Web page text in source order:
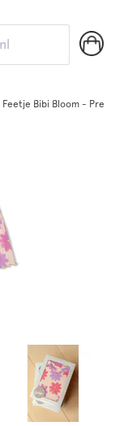
Feetje Bibi Bloom -